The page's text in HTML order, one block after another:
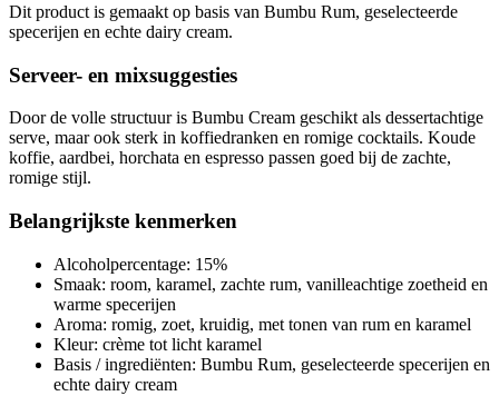
Dit product is gemaakt op basis van Bumbu Rum, geselecteerde
specerijen en echte dairy cream.
Serveer- en mixsuggesties
Door de volle structuur is Bumbu Cream geschikt als dessertachtige
serve, maar ook sterk in koffiedranken en romige cocktails. Koude
koffie, aardbei, horchata en espresso passen goed bij de zachte,
romige stijl.
Belangrijkste kenmerken
Alcoholpercentage: 15%
Smaak: room, karamel, zachte rum, vanilleachtige zoetheid en
warme specerijen
Aroma: romig, zoet, kruidig, met tonen van rum en karamel
Kleur: crème tot licht karamel
Basis / ingrediënten: Bumbu Rum, geselecteerde specerijen en
echte dairy cream